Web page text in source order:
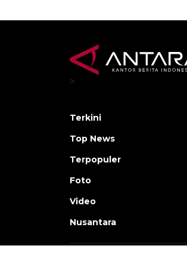
>
Terkini
Top News
Terpopuler
Foto
Video
Nusantara